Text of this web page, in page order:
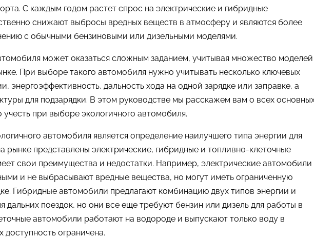
С каждым годом растет спрос на электрические и гибридные
снижают выбросы вредных веществ в атмосферу и являются более
с обычными бензиновыми или дизельными моделями.
может оказаться сложным заданием, учитывая множество моделей
При выборе такого автомобиля нужно учитывать несколько ключевых
энергоэффективность, дальность хода на одной зарядке или заправке, а
для подзарядки. В этом руководстве мы расскажем вам о всех
при выборе экологичного автомобиля.
автомобиля является определение наилучшего типа энергии для
рынке представлены электрические, гибридные и топливно-клеточные
свои преимущества и недостатки. Например, электрические автомобили
и не выбрасывают вредные вещества, но могут иметь ограниченную
Гибридные автомобили предлагают комбинацию двух типов энергии и
дальних поездок, но они все еще требуют бензин или дизель для работы в
автомобили работают на водороде и выпускают только воду в
доступность ограничена.